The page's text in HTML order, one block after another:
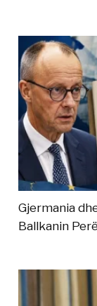
Gjermania
Ballkanin